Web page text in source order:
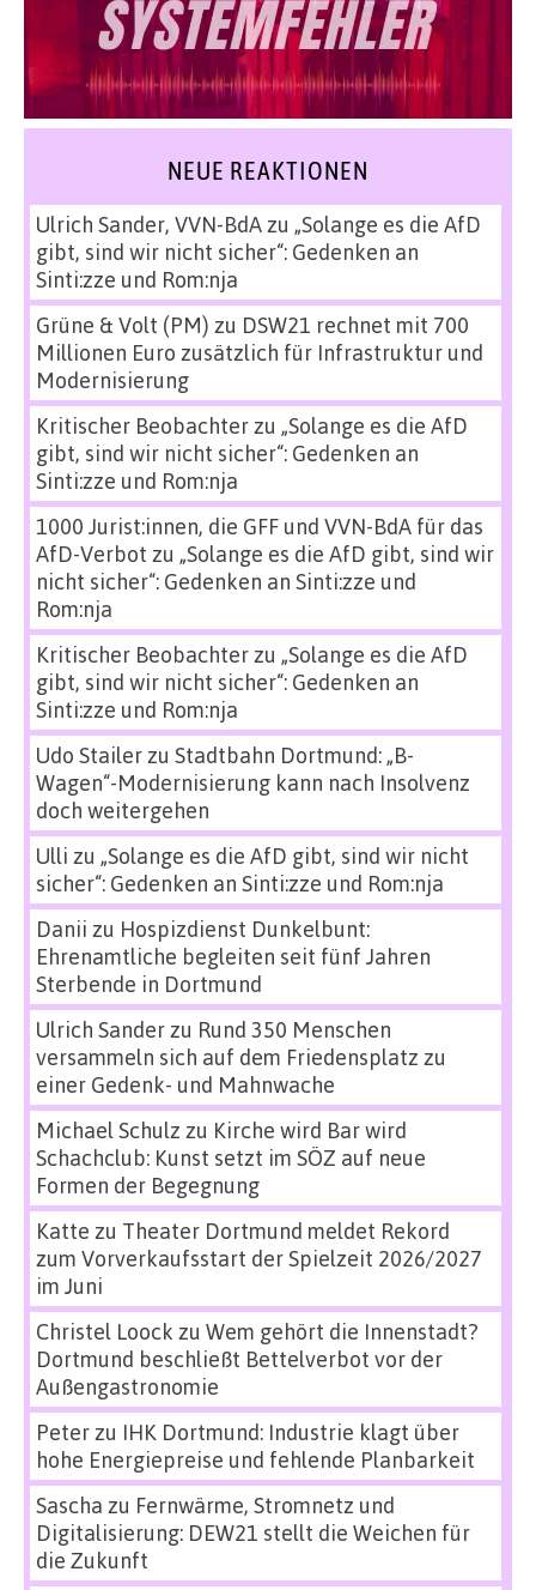
NEUE REAKTIONEN
Ulrich Sander, VVN-BdAzu „Solange es die AfD
gibt, sind wir nicht sicher“: Gedenken an
Sinti:zze und Rom:nja
Grüne & Volt (PM) zu DSW21 rechnet mit 700
Millionen Euro zusätzlich für Infrastruktur und
Modernisierung
Kritischer Beobachterzu „Solange es die AfD
gibt, sind wir nicht sicher“: Gedenken an
Sinti:zze und Rom:nja
1000 Jurist:innen, die GFF und VVN-BdA für das
AfD-Verbot zu „Solange es die AfD gibt, sind wir
nicht sicher“: Gedenken an Sinti:zze und
Rom:nja
Kritischer Beobachterzu „Solange es die AfD
gibt, sind wir nicht sicher“: Gedenken an
Sinti:zze und Rom:nja
Udo Stailerzu Stadtbahn Dortmund: „B-
Wagen“-Modernisierung kann nach Insolvenz
doch weitergehen
Ulli zu „Solange es die AfD gibt, sind wir nicht
sicher“: Gedenken an Sinti:zze und Rom:nja
Danii zu Hospizdienst Dunkelbunt:
Ehrenamtliche begleiten seit fünf Jahren
Sterbende in Dortmund
Ulrich Sanderzu Rund 350 Menschen
versammeln sich auf dem Friedensplatz zu
einer Gedenk- und Mahnwache
Michael Schulz zu Kirche wird Bar wird
Schachclub: Kunst setzt im SÖZ auf neue
Formen der Begegnung
Katte zu Theater Dortmund meldet Rekord
zum Vorverkaufsstart der Spielzeit 2026/2027
im Juni
Christel Loock zu Wem gehört die Innenstadt?
Dortmund beschließt Bettelverbot vor der
Außengastronomie
Peterzu IHK Dortmund: Industrie klagt über
hohe Energiepreise und fehlende Planbarkeit
Sascha zu Fernwärme, Stromnetz und
Digitalisierung: DEW21 stellt die Weichen für
die Zukunft